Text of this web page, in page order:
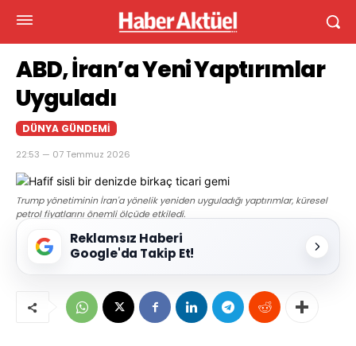
ABD, İran’a Yeni Yaptırımlar
Uyguladı
DÜNYA GÜNDEMI
22:53 — 07 Temmuz 2026
Trump yönetiminin İran'a yönelik yeniden uyguladığı yaptırımlar, küresel
petrol fiyatlarını önemli ölçüde etkiledi.
Reklamsız Haberi
Google'da Takip Et!